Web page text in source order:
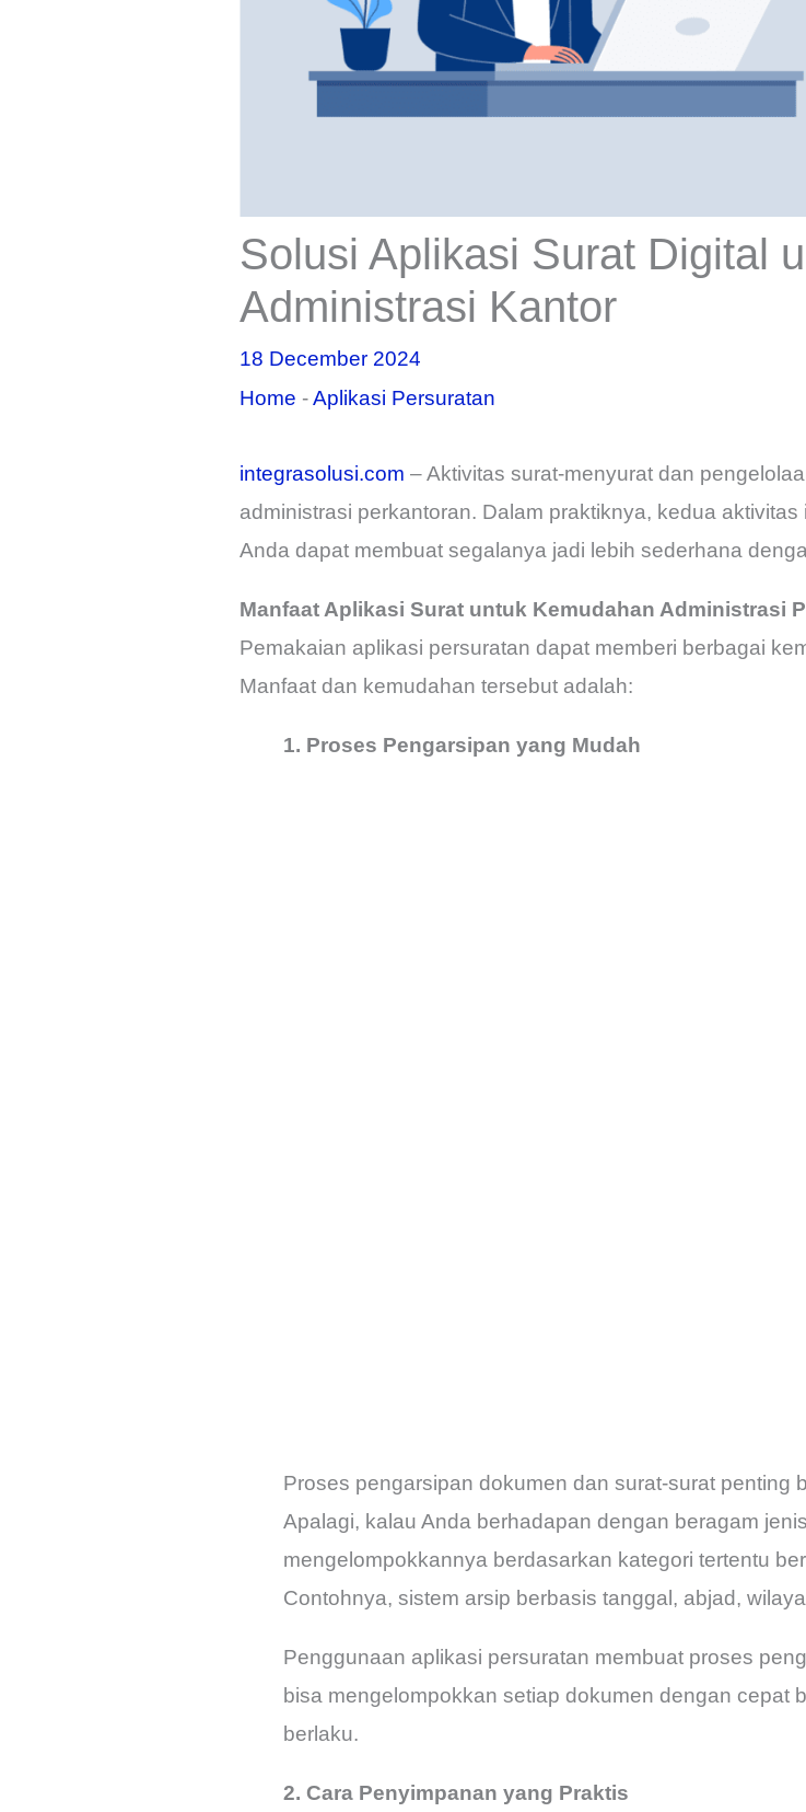
Solusi Aplikasi Surat Digital
Administrasi Kantor
18 December 2024
Home -Aplikasi Persuratan
integrasolusi.com – Aktivitas surat-menyurat dan
administrasi perkantoran. Dalam praktiknya, kedua
Anda dapat membuat segalanya jadi lebih sederhana
Manfaat Aplikasi Surat untuk Kemudahan Administrasi
Pemakaian aplikasi persuratan dapat memberi berbagai
Manfaat dan kemudahan tersebut adalah:
1. Proses Pengarsipan yang Mudah
Proses pengarsipan dokumen dan surat-surat penting
Apalagi, kalau Anda berhadapan dengan beragam
mengelompokkannya berdasarkan kategori tertentu
Contohnya, sistem arsip berbasis tanggal, abjad,
Penggunaan aplikasi persuratan membuat proses
bisa mengelompokkan setiap dokumen dengan cepat
berlaku.
2. Cara Penyimpanan yang Praktis